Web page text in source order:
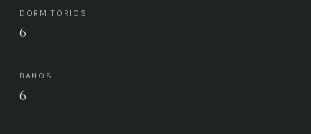
DORMITORIOS
6
BAÑOS
6